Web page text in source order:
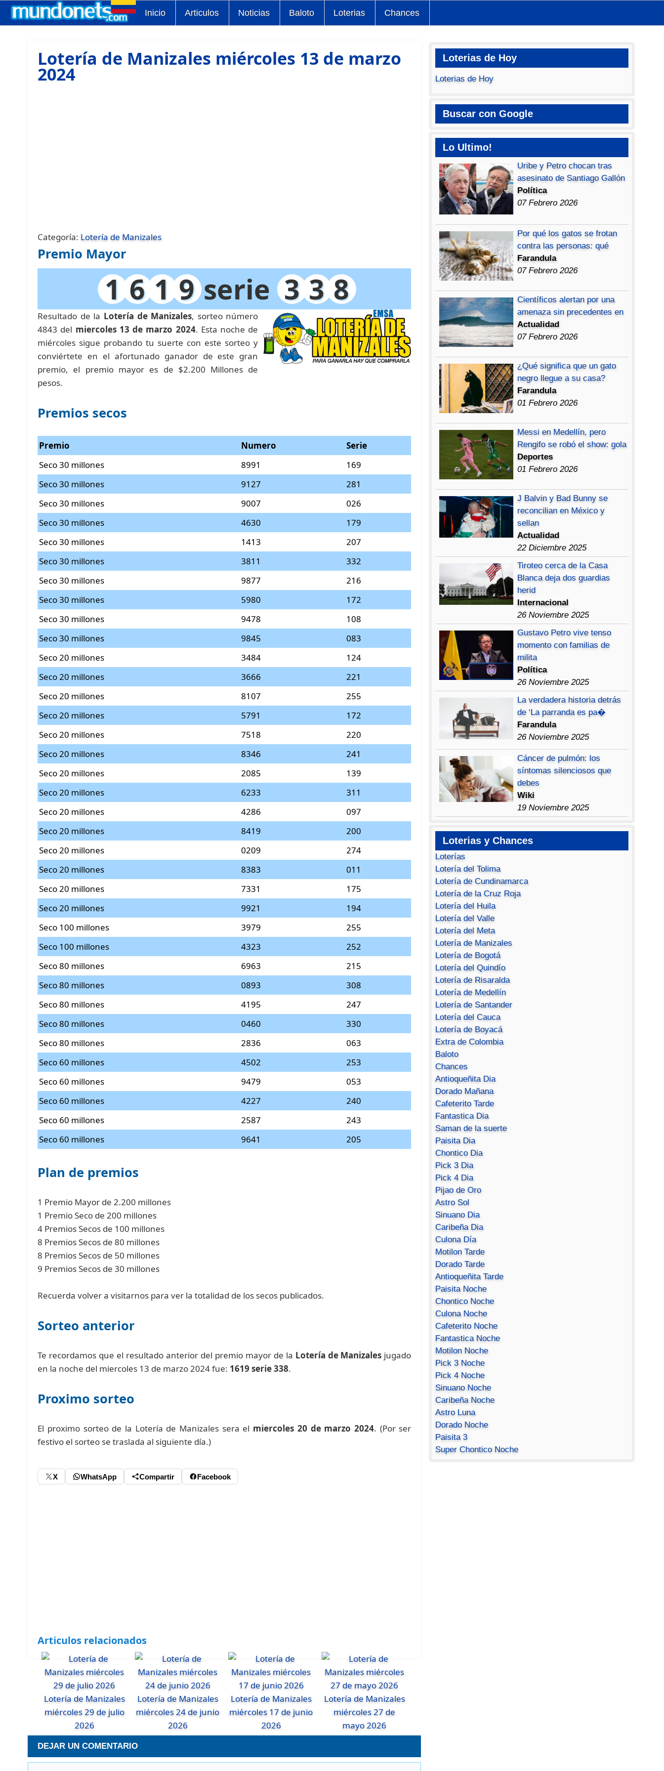
Inicio Articulos Noticias Baloto Loterias Chances
Lotería de Manizales miércoles 13 de marzo
2024
Categoría: Lotería de Manizales
Premio Mayor
1 6 1 9serie 3 3 8
Resultado de la Lotería de Manizales, sorteo número
4843 del miercoles 13 de marzo 2024. Esta noche de
miércoles sigue probando tu suerte con este sorteo y
conviértete en el afortunado ganador de este gran
premio, el premio mayor es de $2.200 Millones de
pesos.
Premios secos
Premio Numero
Serie
Seco 30 millones
8991
169
Seco 30 millones
9127
281
Seco 30 millones
9007
026
Seco 30 millones
4630
179
Seco 30 millones
1413
207
Seco 30 millones
3811
332
Seco 30 millones
9877
216
Seco 30 millones
5980
172
Seco 30 millones
9478
108
Seco 30 millones
9845
083
Seco 20 millones
3484
124
Seco 20 millones
3666
221
Seco 20 millones
8107
255
Seco 20 millones
5791
172
Seco 20 millones
7518
220
Seco 20 millones
8346
241
Seco 20 millones
2085
139
Seco 20 millones
6233
311
Seco 20 millones
4286
097
Seco 20 millones
8419
200
Seco 20 millones
0209
274
Seco 20 millones
8383
011
Seco 20 millones
7331
175
Seco 20 millones
9921
194
Seco 100 millones
3979
255
Seco 100 millones
4323
252
Seco 80 millones
6963
215
Seco 80 millones
0893
308
Seco 80 millones
4195
247
Seco 80 millones
0460
330
Seco 80 millones
2836
063
Seco 60 millones
4502
253
Seco 60 millones
9479
053
Seco 60 millones
4227
240
Seco 60 millones
2587
243
Seco 60 millones
9641 205
Plan de premios
1 Premio Mayor de 2.200 millones
1 Premio Seco de 200 millones
4 Premios Secos de 100 millones
8 Premios Secos de 80 millones
8 Premios Secos de 50 millones
9 Premios Secos de 30 millones
Recuerda volver a visitarnos para ver la totalidad de los secos publicados.
Sorteo anterior
Te recordamos que el resultado anterior del premio mayor de la Lotería de Manizales jugado
en la noche del miercoles 13 de marzo 2024 fue: 1619 serie 338.
Proximo sorteo
El proximo sorteo de la Lotería de Manizales sera el miercoles 20 de marzo 2024. (Por ser
festivo el sorteo se traslada al siguiente día.)
X WhatsApp Compartir Facebook
Articulos relacionados
Lotería de Manizales
miércoles 29 de julio
2026
Lotería de Manizales
miércoles 24 de junio
2026
Lotería de Manizales
miércoles 17 de junio
2026
Lotería de Manizales
miércoles 27 de
mayo 2026
DEJAR UN COMENTARIO
Loterias de Hoy
Loterias de Hoy
Buscar con Google
Lo Ultimo!
Uribe y Petro chocan tras
asesinato de Santiago Gallón
Política
07 Febrero 2026
Por qué los gatos se frotan
contra las personas: qué
Farandula
07 Febrero 2026
Científicos alertan por una
amenaza sin precedentes en
Actualidad
07 Febrero 2026
¿Qué significa que un gato
negro llegue a su casa?
Farandula
01 Febrero 2026
Messi en Medellín, pero
Rengifo se robó el show: gola
Deportes
01 Febrero 2026
J Balvin y Bad Bunny se
reconcilian en México y
sellan
Actualidad
22 Diciembre 2025
Tiroteo cerca de la Casa
Blanca deja dos guardias
herid
Internacional
26 Noviembre 2025
Gustavo Petro vive tenso
momento con familias de
milita
Política
26 Noviembre 2025
La verdadera historia detrás
de ‘La parranda es pa�
Farandula
26 Noviembre 2025
Cáncer de pulmón: los
síntomas silenciosos que
debes
Wiki
19 Noviembre 2025
Loterias y Chances
Loterías
Lotería del Tolima
Lotería de Cundinamarca
Lotería de la Cruz Roja
Lotería del Huila
Lotería del Valle
Lotería del Meta
Lotería de Manizales
Lotería de Bogotá
Lotería del Quindío
Lotería de Risaralda
Lotería de Medellín
Lotería de Santander
Lotería del Cauca
Lotería de Boyacá
Extra de Colombia
Baloto
Chances
Antioqueñita Dia
Dorado Mañana
Cafeterito Tarde
Fantastica Dia
Saman de la suerte
Paisita Dia
Chontico Dia
Pick 3 Dia
Pick 4 Dia
Pijao de Oro
Astro Sol
Sinuano Dia
Caribeña Dia
Culona Día
Motilon Tarde
Dorado Tarde
Antioqueñita Tarde
Paisita Noche
Chontico Noche
Culona Noche
Cafeterito Noche
Fantastica Noche
Motilon Noche
Pick 3 Noche
Pick 4 Noche
Sinuano Noche
Caribeña Noche
Astro Luna
Dorado Noche
Paisita 3
Super Chontico Noche